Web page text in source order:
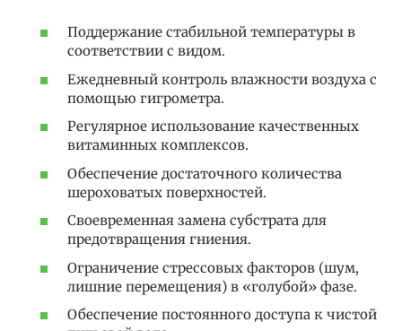
Поддержание стабильной температуры в
соответствии с видом.
Ежедневный контроль влажности воздуха с
помощью гигрометра.
Регулярное использование качественных
витаминных комплексов.
Обеспечение достаточного количества
шероховатых поверхностей.
Своевременная замена субстрата для
предотвращения гниения.
Ограничение стрессовых факторов (шум,
лишние перемещения) в «голубой» фазе.
Обеспечение постоянного доступа к чистой